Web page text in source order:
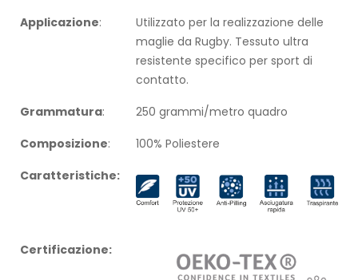
Applicazione:
Utilizzato per la realizzazione delle
maglie da Rugby. Tessuto ultra
resistente specifico per sport di
contatto.
Grammatura:
250 grammi/metro quadro
Composizione:
100% Poliestere
Caratteristiche:
Certificazione: